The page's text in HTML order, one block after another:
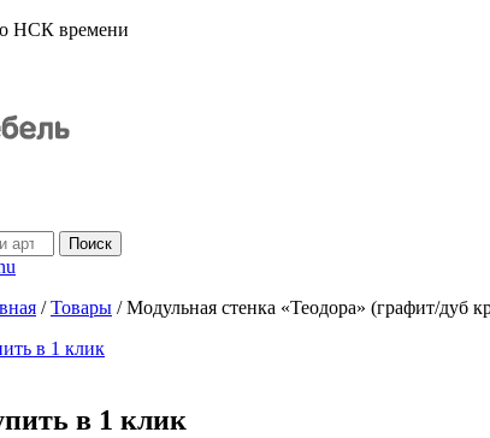
НСК времени
/ Товары / Модульная стенка «Теодора» (графит/дуб
в 1 клик
в 1 клик